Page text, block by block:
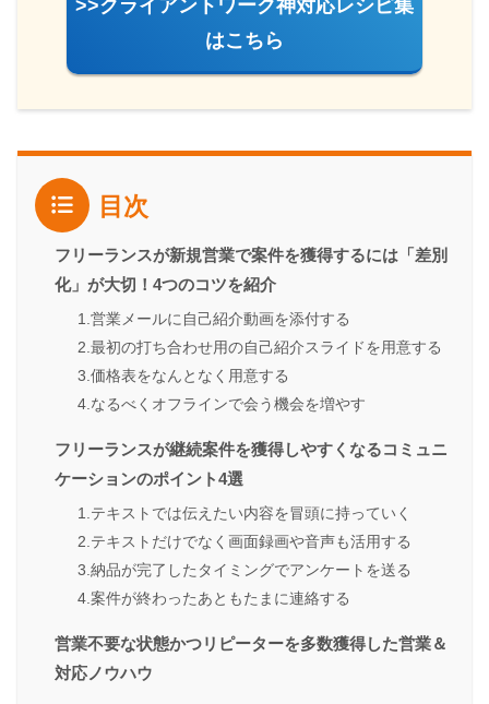
>>クライアントワーク神対応レシピ集
はこちら
目次
フリーランスが新規営業で案件を獲得するには「差別
化」が大切！4つのコツを紹介
1.営業メールに自己紹介動画を添付する
2.最初の打ち合わせ用の自己紹介スライドを用意する
3.価格表をなんとなく用意する
4.なるべくオフラインで会う機会を増やす
フリーランスが継続案件を獲得しやすくなるコミュニ
ケーションのポイント4選
1.テキストでは伝えたい内容を冒頭に持っていく
2.テキストだけでなく画面録画や音声も活用する
3.納品が完了したタイミングでアンケートを送る
4.案件が終わったあともたまに連絡する
営業不要な状態かつリピーターを多数獲得した営業＆
対応ノウハウ